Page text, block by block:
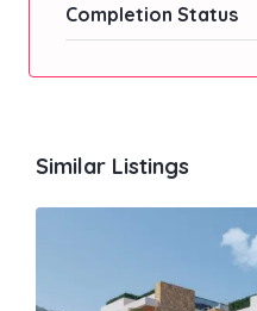
Completion Status
Similar Listings